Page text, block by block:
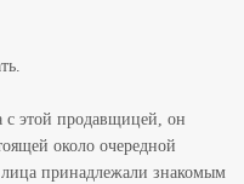
с этой продавщицей, он
около очередной
принадлежали знакомым